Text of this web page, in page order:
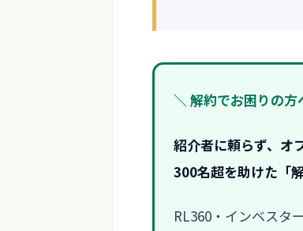
＼ 解約でお困りの方
紹介者に頼らず、オ
300名超を助けた「
RL360・インベスタ